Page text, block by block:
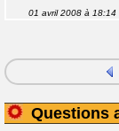
01 avril 2008 à 18:14
Questions